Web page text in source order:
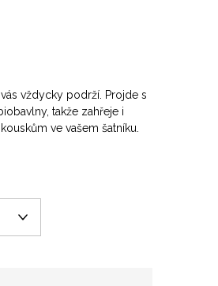
vždycky podrží. Projde s
takže zahřeje i
ve vašem šatníku.